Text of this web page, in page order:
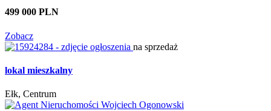
499 000 PLN
Zobacz
na sprzedaż
lokal mieszkalny
Ełk, Centrum